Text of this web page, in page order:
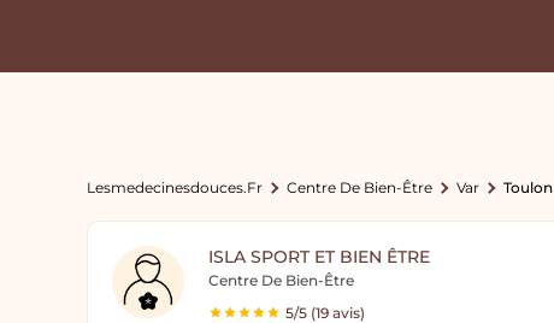
Lesmedecinesdouces.fr Centre De Bien-Être Var Toulon
ISLA SPORT ET BIEN ÊTRE
Centre De Bien-Être
5/5 (19 avis)